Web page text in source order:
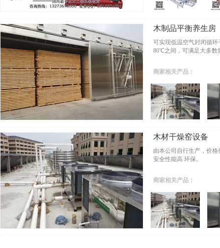
木制品平衡养生房
可实现低温空气封闭循
80℃之间，可满足大多数
商家相关产品：
木材干燥窑设备
由本公司自行生产，价
安全性能高 环保。
商家相关产品：